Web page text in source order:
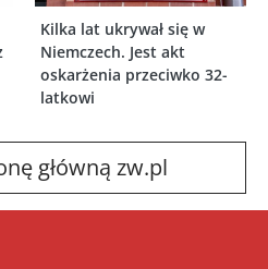
Kilka lat ukrywał się w
Niemczech. Jest akt
oskarżenia przeciwko 32-
latkowi
główną zw.pl